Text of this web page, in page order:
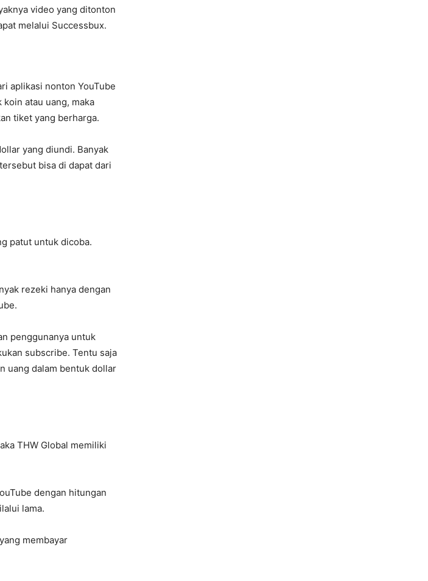
video yang ditonton
melalui Successbux.
aplikasi nonton YouTube
atau uang, maka
tiket yang berharga.
yang diundi. Banyak
bisa di dapat dari
patut untuk dicoba.
rezeki hanya dengan
penggunanya untuk
subscribe. Tentu saja
uang dalam bentuk dollar
THW Global memiliki
dengan hitungan
lama.
membayar